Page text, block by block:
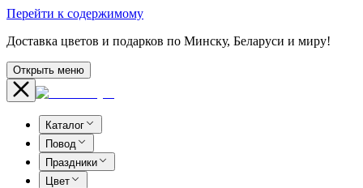
Перейти к содержимому
Доставка цветов и подарков по Минску, Беларуси и миру!
Открыть меню
Каталог
Повод
Праздники
Цвет